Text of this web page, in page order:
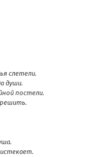
слетели.
души.
постели.
решить.